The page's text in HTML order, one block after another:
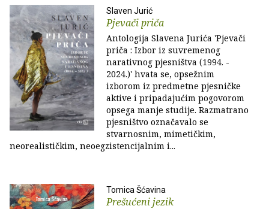
Slaven Jurić
Pjevači priča
Antologija Slavena Jurića 'Pjevači
priča : Izbor iz suvremenog
narativnog pjesništva (1994. -
2024.)' hvata se, opsežnim
izborom iz predmetne pjesničke
aktive i pripadajućim pogovorom
opsega manje studije. Razmatrano
pjesništvo označavalo se
stvarnosnim, mimetičkim,
neorealističkim, neoegzistencijalnim i...
Tomica Šćavina
Prešućeni jezik